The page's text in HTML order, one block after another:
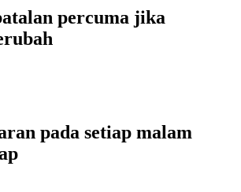
percuma jika
pada setiap malam